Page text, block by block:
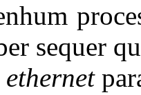
sequer
ethernet